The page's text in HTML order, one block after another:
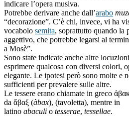
indicare l’opera musiva.
Potrebbe derivare anche dall’arabo
“decorazione”. C’è chi, invece, vi ha
vocabolo semita, soprattutto quando la
aggettivo, che potrebbe legarsi al
a Mosè”.
Sono state indicate anche altre
esprimere qualcosa con diversi colori,
elegante. Le ipotesi però sono molte e
sufficienti per prevalere sulle altre.
Le tessere erano chiamate in greco
da ἄβαξ (àbax), (tavoletta), mentre in
latino abaculi o tesserae, tessellae.